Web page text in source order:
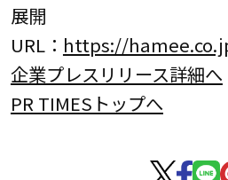
展開
URL： https://
企業プレスリリース詳細へ
PR TIMESトップへ